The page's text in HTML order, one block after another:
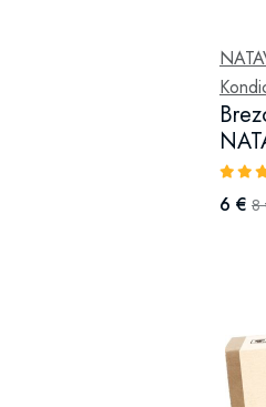
6 € 8